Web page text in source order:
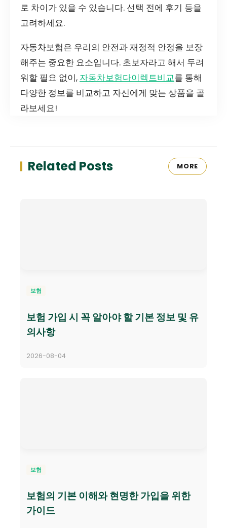
로 차이가 있을 수 있습니다. 선택 전에 후기 등을
고려하세요.
자동차보험은 우리의 안전과 재정적 안정을 보장
해주는 중요한 요소입니다. 초보자라고 해서 두려
워할 필요 없이, 자동차보험다이렉트비교를 통해
다양한 정보를 비교하고 자신에게 맞는 상품을 골
라보세요!
Related Posts MORE
보험
보험 가입 시 꼭 알아야 할 기본 정보 및 유
의사항
2026-08-04
보험
보험의 기본 이해와 현명한 가입을 위한
가이드